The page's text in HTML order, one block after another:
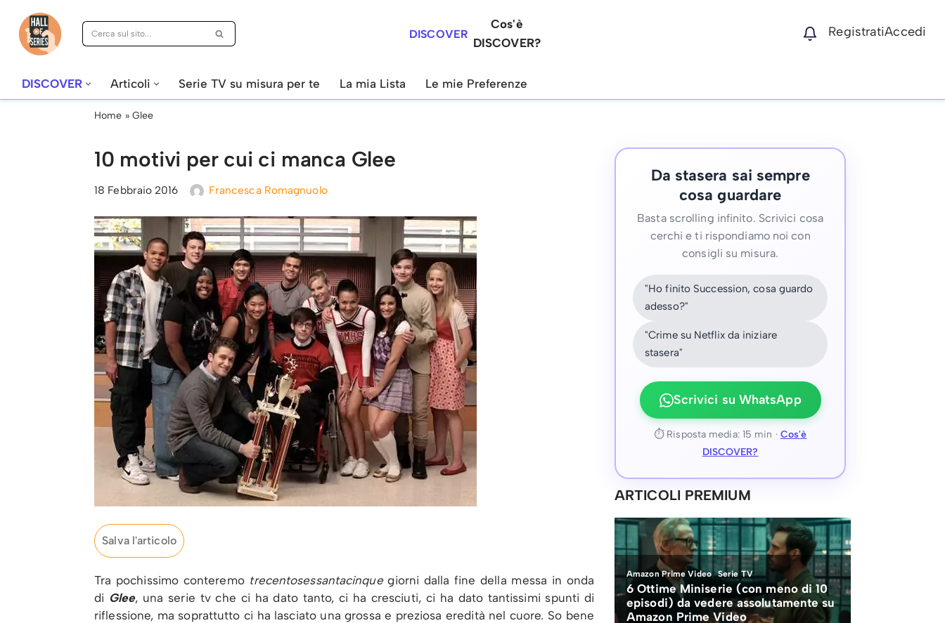
Vai
DISCOVER
Cos'è
DISCOVER?
RegistratiAccedi
DISCOVER Articoli Serie TV su misura per te La mia Lista Le mie Preferenze
Home » Glee
10 motivi per cui ci manca Glee
18 Febbraio 2016 Francesca Romagnuolo
Salva l'articolo
Tra pochissimo conteremo trecentosessantacinquegiorni dalla fine della messa in onda
di Glee, una serie tv che ci ha dato tanto, ci ha cresciuti, ci ha dato tantissimi spunti di
riflessione, ma soprattutto ci ha lasciato una grossa e preziosa eredità nel cuore. So bene
Da stasera sai sempre
cosa guardare
Basta scrolling infinito. Scrivici cosa
cerchi e ti rispondiamo noi con
consigli su misura.
"Ho finito Succession, cosa guardo
adesso?"
"Crime su Netflix da iniziare
stasera"
Scrivici su WhatsApp
⏱ Risposta media: 15 min · Cos'è
DISCOVER?
ARTICOLI PREMIUM